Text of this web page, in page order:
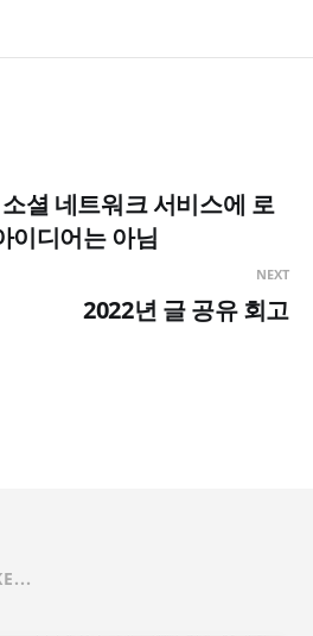
셜 네트워크 서비스에 로
이디어는 아님
NEXT
2022년 글 공유 회고